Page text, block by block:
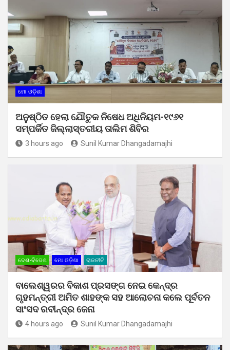
ମୋ ଓଡ଼ିଶା
ଅନୁଷ୍ଠିତ ହେଲା ଯୌତୁକ ନିଷେଧ ଅଧିନିୟମ-୧୯୬୧
ସମ୍ପର୍କିତ ଜିଲ୍ଲାସ୍ତରୀୟ ତାଲିମ ଶିବିର
3 hours ago Sunil Kumar Dhangadamajhi
ଦେଶ-ବିଦେଶ ମୋ ଓଡ଼ିଶା ରାଜନୀତି
ବାଲେଶ୍ୱରର ବିକାଶ ପ୍ରସଙ୍ଗ ନେଇ କେନ୍ଦ୍ର
ଗୃହମନ୍ତ୍ରୀ ଅମିତ ଶାହଙ୍କ ସହ ଆଲୋଚନା କଲେ ପୂର୍ବତନ
ସାଂସଦ ରବୀନ୍ଦ୍ର ଜେନା
4 hours ago Sunil Kumar Dhangadamajhi